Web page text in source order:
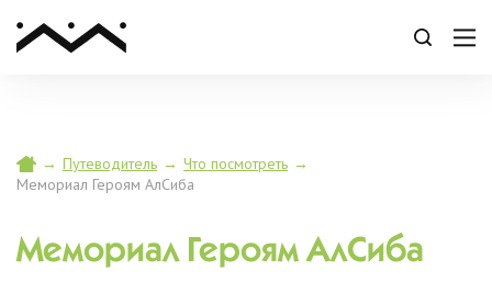
→ Путеводитель → Что посмотреть →
Мемориал Героям АлСиба
Мемориал Героям АлСиба